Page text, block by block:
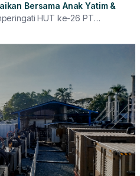
Bersama Anak Yatim &
HUT ke-26 PT
kajian yang diisi
Cinta Quran).